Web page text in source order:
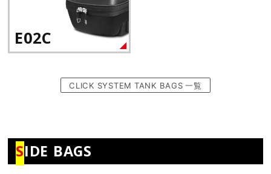
E02C
CLICK SYSTEM TANK BAGS 一覧
SIDE BAGS